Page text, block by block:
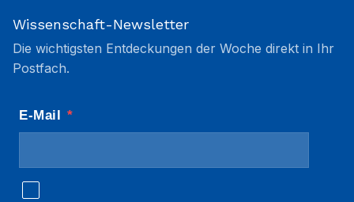
Wissenschaft-Newsletter
Die wichtigsten Entdeckungen der Woche direkt in Ihr
Postfach.